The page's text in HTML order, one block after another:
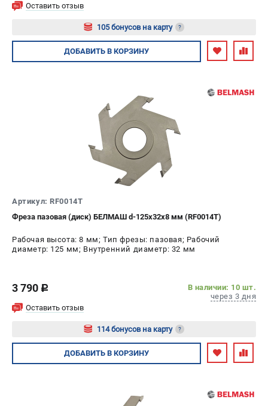
8 (812) 317-66-20
Режим работы колл-центра:
пн-пт - с 9:00 до 18:00
сб - с 10:00 до 16:00
Оставить отзыв
105 бонусов на карту ?
Авторизуйтесь
ДОБАВИТЬ В КОРЗИНУ
Артикул: RF0014T
Фреза пазовая (диск) БЕЛМАШ d-125х32х8 мм (RF0014T)
Рабочая высота: 8 мм; Тип фрезы: пазовая; Рабочий
диаметр: 125 мм; Внутренний диаметр: 32 мм
3 790 c
В наличии: 10 шт.
через 3 дня
Оставить отзыв
114 бонусов на карту ?
Авторизуйтесь
ДОБАВИТЬ В КОРЗИНУ